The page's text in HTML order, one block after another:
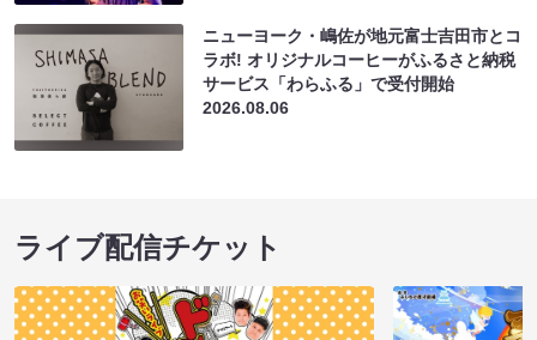
ニューヨーク・嶋佐が地元富士吉田市とコ
ラボ! オリジナルコーヒーがふるさと納税
サービス「わらふる」で受付開始
2026.08.06
ライブ配信チケット